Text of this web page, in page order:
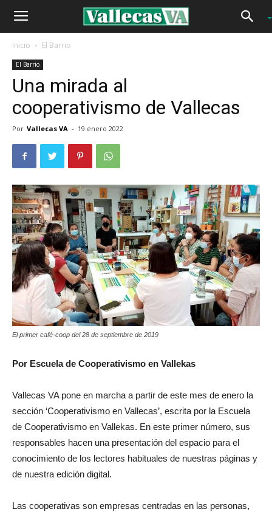
Inicio El Barrio
El Barrio
Una mirada al
cooperativismo de Vallecas
Por Vallecas VA - 19 enero 2022
El primer café-coop del 28 de septiembre de 2019
Por Escuela de Cooperativismo en Vallekas
Vallecas VA pone en marcha a partir de este mes de enero la
sección ‘Cooperativismo en Vallecas’, escrita por la Escuela
de Cooperativismo en Vallekas. En este primer número, sus
responsables hacen una presentación del espacio para el
conocimiento de los lectores habituales de nuestras páginas y
de nuestra edición digital.
Las cooperativas son empresas centradas en las personas,